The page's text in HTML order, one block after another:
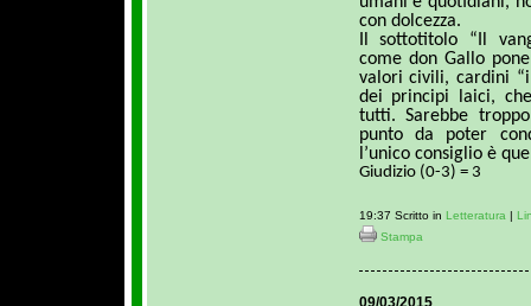
con dolcezza.
Il sottotitolo “Il
come don Gallo
valori civili, cardini
dei principi laici,
tutti. Sarebbe
punto da poter
l’unico consiglio è
Giudizio (0-3) = 3
19:37 Scritto in Letteratura|
Stampa